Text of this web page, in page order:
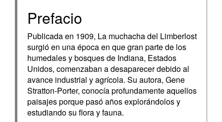
Prefacio
Publicada en 1909, La muchacha del Limberlost
surgió en una época en que gran parte de los
humedales y bosques de Indiana, Estados
Unidos, comenzaban a desaparecer debido al
avance industrial y agrícola. Su autora, Gene
Stratton-Porter, conocía profundamente aquellos
paisajes porque pasó años explorándolos y
estudiando su flora y fauna.